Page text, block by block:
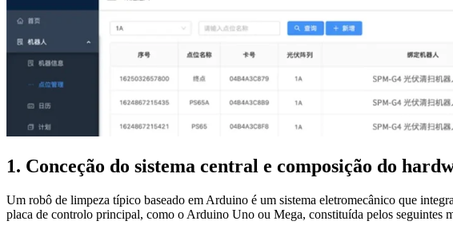
1. Conceção do sistema central e composição do
Um robô de limpeza típico baseado em Arduino é um sistema eletromecânico que
placa de controlo principal, como o Arduino Uno ou Mega, constituída pelos seguintes